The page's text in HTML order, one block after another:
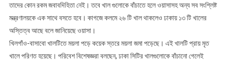
তাদের কোন রকম জবাবদিহিতা নেই। তবে খাল গুলোকে বাঁচাতে হলে ওয়াসাসহ অন্য সব সংশ্লিষ্ট
মন্ত্রণালয়কে এক সাথে বসতে হবে। কাগজে কলমে ২৬ টি খাল থাকলেও ঢাকায় ১৩ টি খালের
অস্তিত্ব আছে বলে জানিয়েছে ওয়াসা।
খিলগাঁও-বাসাবো খালটিতে ময়লা পড়ে কয়েক স্তরে ময়লা জমা পড়েছে। এই খালটি প্রায় মৃত
খালে পরিণত হয়েছে। পরিবেশ বিশেষজ্ঞরা বলছেন, ঢাকা সিটির খালগুলোকে বাঁচানো গেলেই